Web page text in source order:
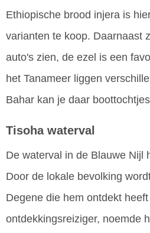
Ethiopische brood injera is
varianten te koop. Daarnaast
auto's zien, de ezel is een
het Tanameer liggen
Bahar kan je daar
Tisoha waterval
De waterval in de Blauwe Nijl
Door de lokale bevolking
Degene die hem ontdekt
ontdekkingsreiziger, noemde